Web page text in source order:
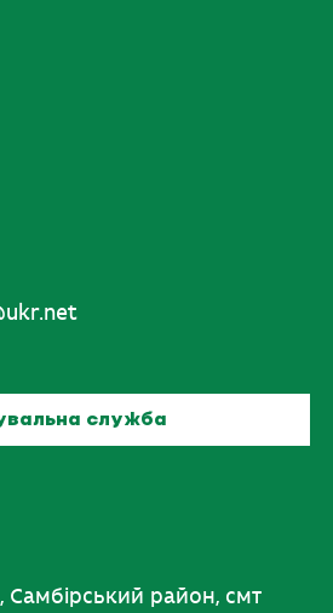
служба
Самбірський район, смт